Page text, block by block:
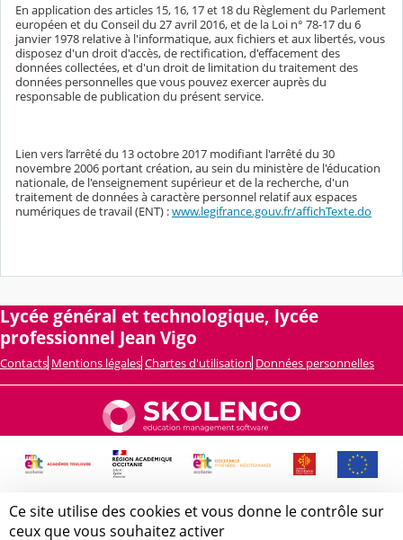
En application des articles 15, 16, 17 et 18 du Règlement du Parlement
européen et du Conseil du 27 avril 2016, et de la Loi n° 78-17 du 6
janvier 1978 relative à l'informatique, aux fichiers et aux libertés, vous
disposez d'un droit d'accès, de rectification, d'effacement des
données collectées, et d'un droit de limitation du traitement des
données personnelles que vous pouvez exercer auprès du
responsable de publication du présent service.
Lien vers l’arrêté du 13 octobre 2017 modifiant l'arrêté du 30
novembre 2006 portant création, au sein du ministère de l'éducation
nationale, de l'enseignement supérieur et de la recherche, d'un
traitement de données à caractère personnel relatif aux espaces
numériques de travail (ENT) :www.legifrance.gouv.fr/affichTexte.do
Lycée général et technologique, lycée
professionnel Jean Vigo
Contacts Mentions légales Chartes d'utilisation Données personnelles
Ce site utilise des cookies et vous donne le contrôle sur
ceux que vous souhaitez activer